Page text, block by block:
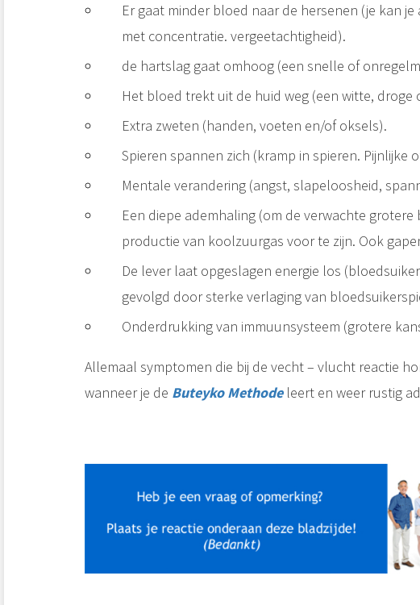
Er gaat minder bloed naar de hersenen (je kan
met concentratie. vergeetachtigheid).
de hartslag gaat omhoog (een snelle of
Het bloed trekt uit de huid weg (een witte, droge
Extra zweten (handen, voeten en/of oksels).
Spieren spannen zich (kramp in spieren. Pijnlijke
Mentale verandering (angst, slapeloosheid,
Een diepe ademhaling (om de verwachte
productie van koolzuurgas voor te zijn. Ook
De lever laat opgeslagen energie los
gevolgd door sterke verlaging van
Onderdrukking van immuunsysteem (grotere
Allemaal symptomen die bij de vecht – vlucht reactie
wanneer je de Buteyko Methodeleert en weer rustig